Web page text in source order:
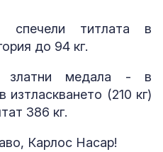
спечели титлата в
до 94 кг.
златни медала - в
изтласкването (210 кг)
386 кг.
Карлос Насар!